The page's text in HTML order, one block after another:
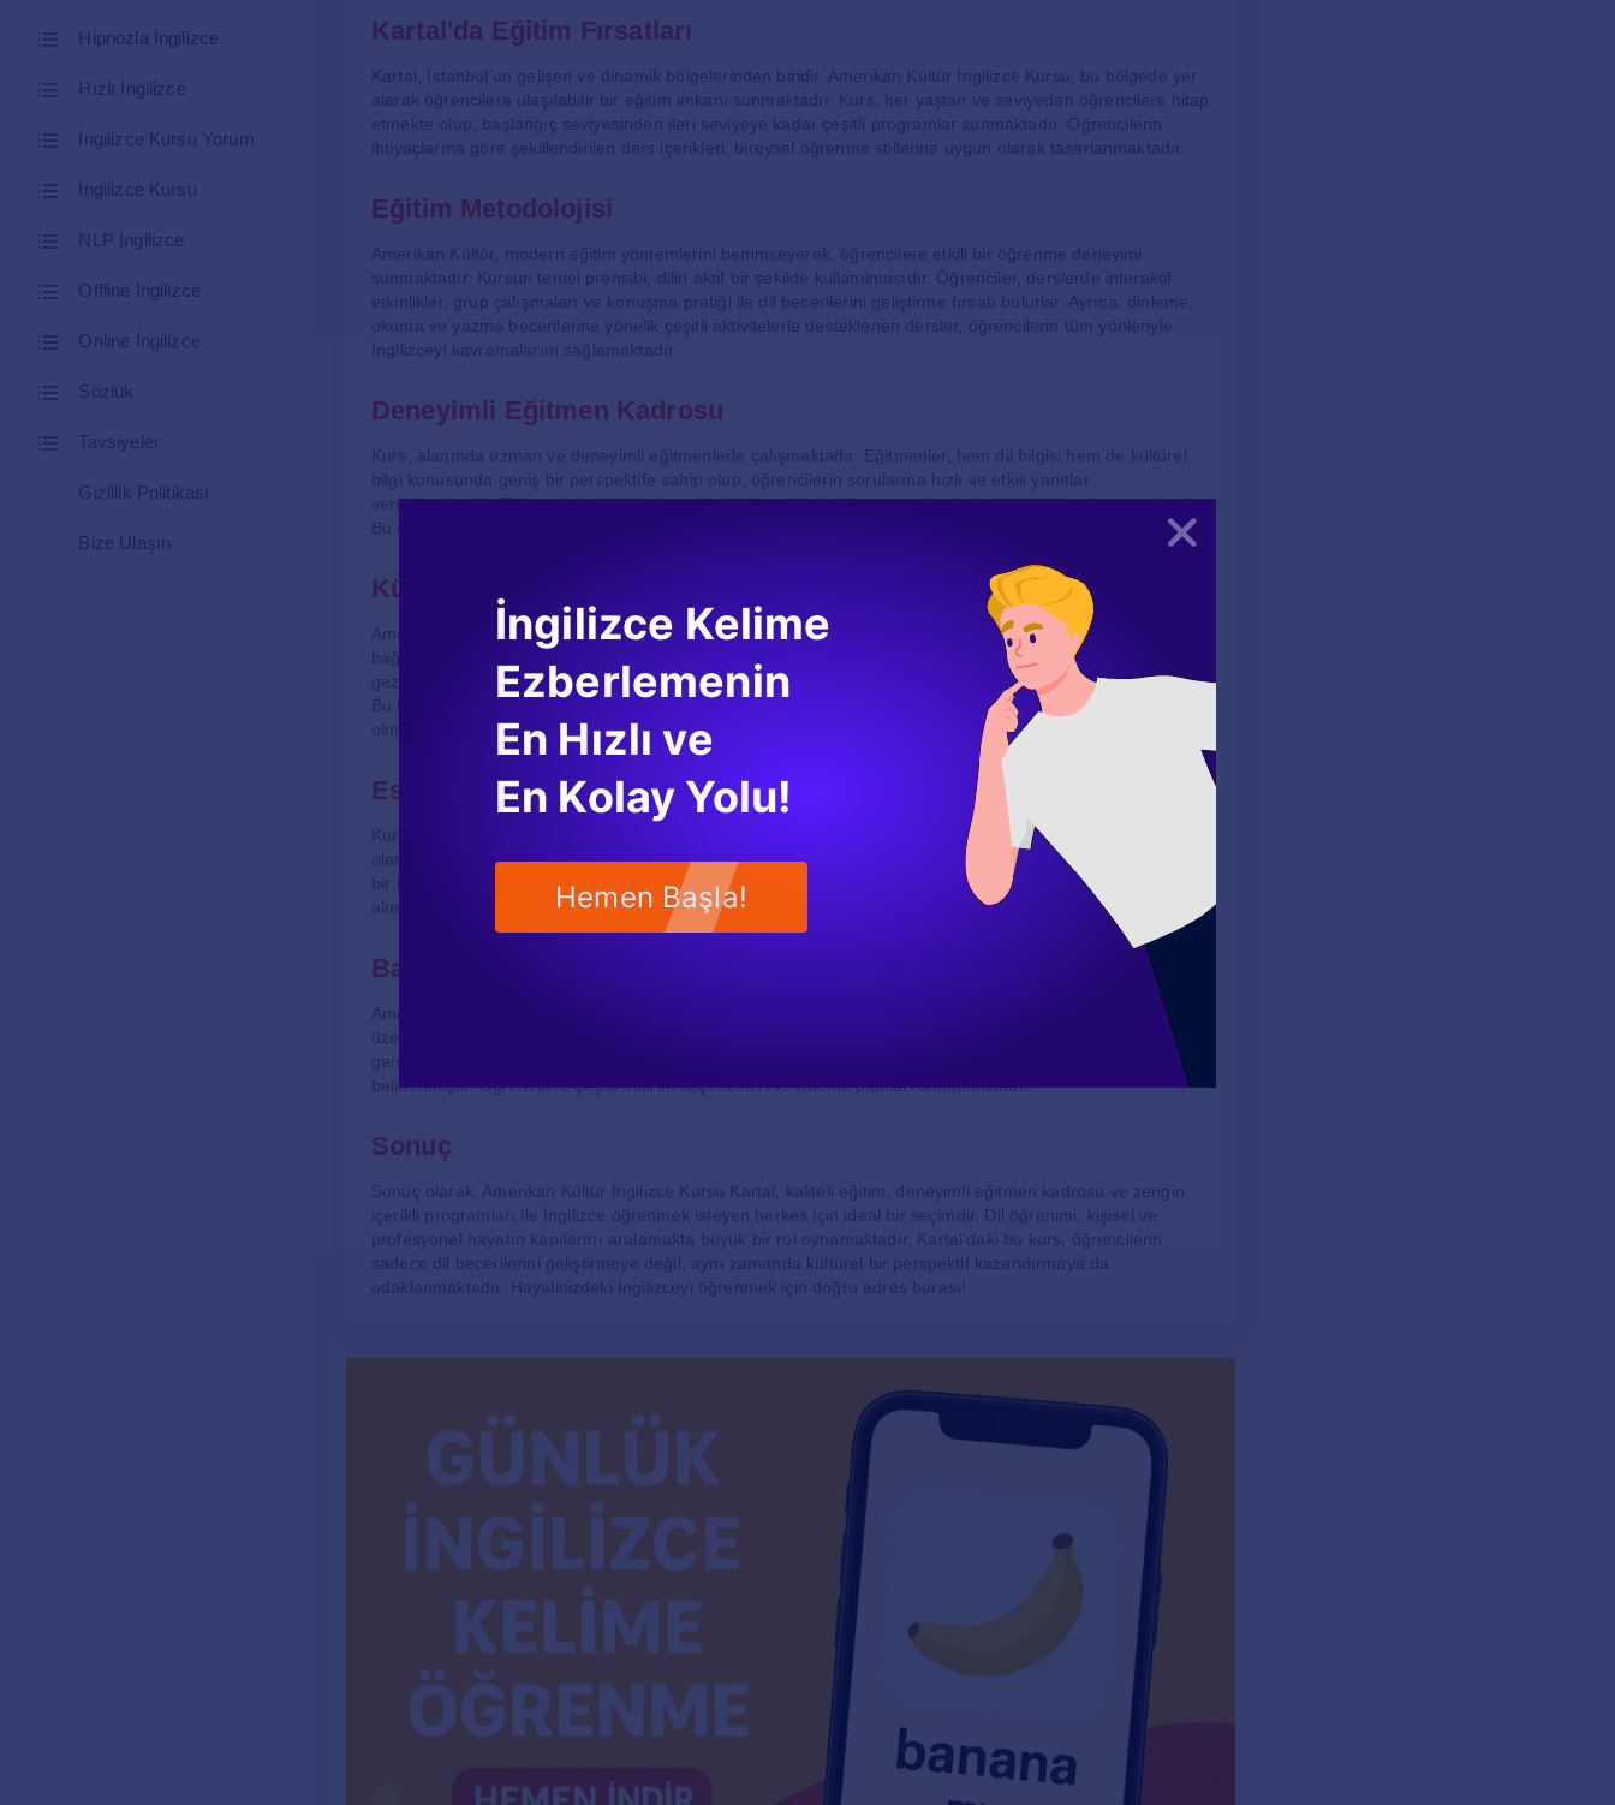
Hipnozla İngilizce
Hızlı İngilizce
İngilizce Kursu Yorum
İngilizce Kursu
NLP İngilizce
Offline İngilizce
Online İngilizce
Sözlük
Tavsiyeler
Gizlilik Politikası
Bize Ulaşın
Kartal'da Eğitim Fırsatları
Kartal, İstanbul’un gelişen ve dinamik bölgelerinden biridir. Amerikan Kültür İngilizce Kursu, bu bölgede yer
alarak öğrencilere ulaşılabilir bir eğitim imkanı sunmaktadır. Kurs, her yaştan ve seviyeden öğrencilere hitap
etmekte olup, başlangıç seviyesinden ileri seviyeye kadar çeşitli programlar sunmaktadır. Öğrencilerin
ihtiyaçlarına göre şekillendirilen ders içerikleri, bireysel öğrenme stillerine uygun olarak tasarlanmaktadır.
Eğitim Metodolojisi
Amerikan Kültür, modern eğitim yöntemlerini benimseyerek, öğrencilere etkili bir öğrenme deneyimi
sunmaktadır. Kursun temel prensibi, dilin aktif bir şekilde kullanılmasıdır. Öğrenciler, derslerde interaktif
etkinlikler, grup çalışmaları ve konuşma pratiği ile dil becerilerini geliştirme fırsatı bulurlar. Ayrıca, dinleme,
okuma ve yazma becerilerine yönelik çeşitli aktivitelerle desteklenen dersler, öğrencilerin tüm yönleriyle
İngilizceyi kavramalarını sağlamaktadır.
Deneyimli Eğitmen Kadrosu
Kurs, alanında uzman ve deneyimli eğitmenlerle çalışmaktadır. Eğitmenler, hem dil bilgisi hem de kültürel
bilgi konusunda geniş bir perspektife sahip olup, öğrencilerin sorularına hızlı ve etkili yanıtlar
verebilmektedir. Eğitmenlerin iletişim becerileri, öğrencilerin öğrenme sürecinde büyük bir rol oynamaktadır.
Bu sayede, öğrenciler kendilerini rahatça ifade edebilmekte ve dilin doğal akışını kavrayabilmektedir.
Kültürel Etkinlikler ve Aktiviteler
Amerikan Kültür İngilizce Kursu, dil öğreniminin sadece derslerden ibaret olmadığını bilmektedir. Bu
bağlamda, çeşitli kültürel etkinlikler ve aktiviteler düzenlenmektedir. Film geceleri, dil müzakereleri, kültürel
geziler ve sosyal etkinlikler, öğrencilerin İngilizceyi eğlenceli bir ortamda pratiğe dökmesini sağlamaktadır.
Bu tür etkinlikler, öğrencilerin sosyal becerilerini geliştirmelerine ve yeni arkadaşlıklar kurmalarına yardımcı
olmaktadır.
Esnek Kurs Programları
Kursun bir diğer önemli avantajı da esnek kurs programlarıdır. Öğrenciler, kendi programlarına uygun
olarak sabah, öğle veya akşam derslerine katılabilirler. Bu esneklik, çalışan bireyler ve öğrenciler için büyük
bir kolaylık sunmaktadır. Ayrıca, birebir özel ders seçenekleri ile daha yoğun bir eğitim almak isteyenler için
alternatifler de mevcuttur.
Başvuru Süreci ve Ücretler
Amerikan Kültür İngilizce Kursu’na katılmak isteyenler için başvuru süreci oldukça basittir. İnternet
üzerinden veya doğrudan kurs merkezine giderek detaylı bilgi alabilir ve kayıt işlemlerini
gerçekleştirebilirsiniz. Kursun ücretleri, sunulan hizmetler ve eğitim kalitesi göz önünde bulundurularak
belirlenmiştir. Öğrencilere çeşitli indirim seçenekleri ve ödeme planları sunulmaktadır.
Sonuç
Sonuç olarak, Amerikan Kültür İngilizce Kursu Kartal, kaliteli eğitim, deneyimli eğitmen kadrosu ve zengin
içerikli programları ile İngilizce öğrenmek isteyen herkes için ideal bir seçimdir. Dil öğrenimi, kişisel ve
profesyonel hayatın kapılarını aralamakta büyük bir rol oynamaktadır. Kartal’daki bu kurs, öğrencilerin
sadece dil becerilerini geliştirmeye değil, aynı zamanda kültürel bir perspektif kazandırmaya da
odaklanmaktadır. Hayalinizdeki İngilizceyi öğrenmek için doğru adres burası!
Kapat
İngilizce Kelime
Ezberlemenin
En Hızlı ve
En Kolay Yolu!
Hemen Başla!